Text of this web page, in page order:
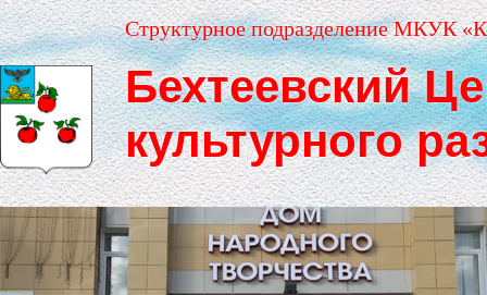
Структурное подразделение МКУК
Бехтеевский
культурного